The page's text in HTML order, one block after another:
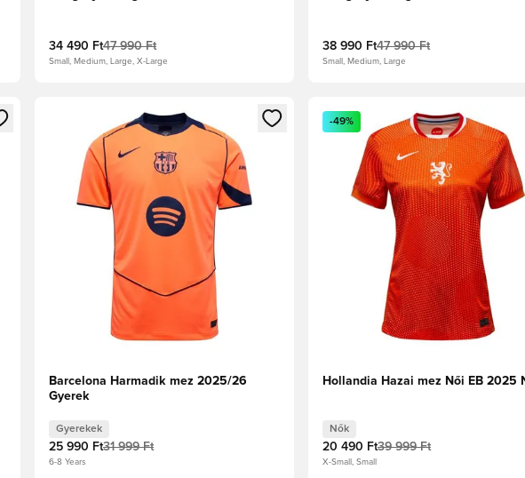
34 490 Ft47 990 Ft
Small, Medium, Large, X-Large
38 990 Ft47 990 Ft
Small, Medium, Large
vagy a tagként való regisztrációhoz
Megnyit egy modált a bejelentkezéshez vagy a tagként való regisztrációhoz
Barcelona Harmadik mez 2025/26
Gyerek
Gyerekek
25 990 Ft31 999 Ft
6-8 Years
Megnyit egy modált a
-49%
Hollandia Hazai mez Női EB 2025
Nők
20 490 Ft39 999 Ft
X-Small, Small